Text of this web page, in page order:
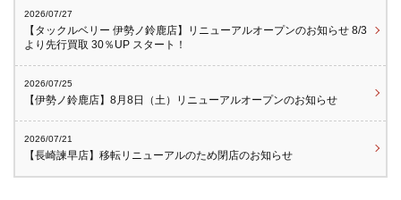
2026/07/27
【タックルベリー 伊勢ノ鈴鹿店】リニューアルオープンのお知らせ 8/3
より先行買取 30％UP スタート！
2026/07/25
【伊勢ノ鈴鹿店】8月8日（土）リニューアルオープンのお知らせ
2026/07/21
【長崎諫早店】移転リニューアルのため閉店のお知らせ